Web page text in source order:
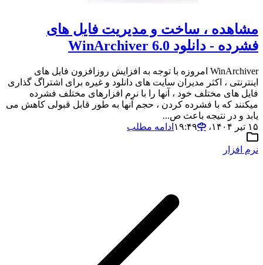
مشاهده ، ساخت و مدیریت فایل های
فشرده - دانلود WinArchiver 6.0
WinArchiver امروزه با توجه به افزایش روزافزون فایل های
اینترنتی ، اکثر مدیران سایت های دانلود و غیره برای اشتراگ گذاری
فایل های مختلف خود ، آنها را با نرم افزارهای مختلف فشرده
میکنند که با فشرده کردن ، حجم آنها به طور قابل قبولی کاهش می
یابد و در نتیجه باعث ص...
۱۵ تیر ۱۴۰۴،‏ ۱۹:۴۹
ادامه مطلب
نرم افزار